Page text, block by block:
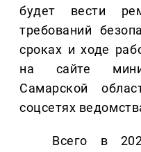
будет вести
требований
сроках и ходе
на сайте
Самарской
соцсетях
Всего в